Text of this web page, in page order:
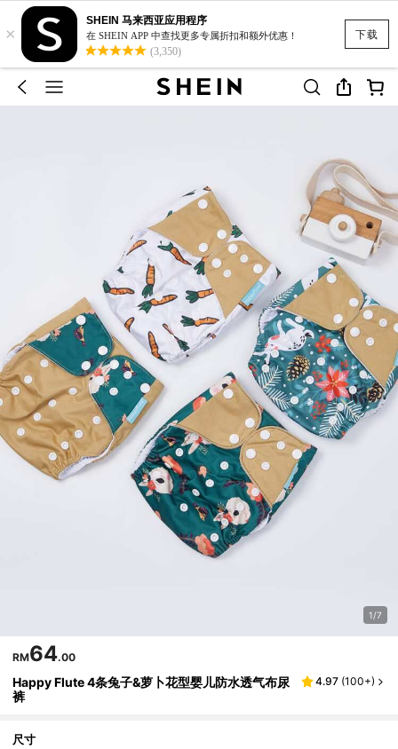
下载
×
SHEIN 马来西亚应用程序
在 SHEIN APP 中查找更多专属折扣和额外优惠！
(3,350)
1/7
RM64.00
Happy Flute 4条兔子&萝卜花型婴儿防水透气布尿
裤
4.97 (100+)
尺寸